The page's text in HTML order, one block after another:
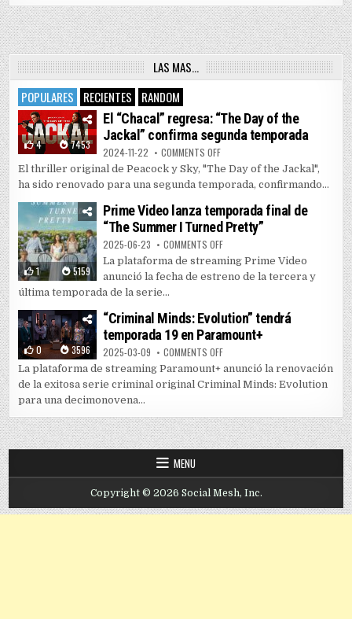
LAS MAS…
POPULARES
RECIENTES RANDOM
4 7453
El “Chacal” regresa: “The Day of the
Jackal” confirma segunda temporada
2024-11-22 COMMENTS OFFON EL “CHACAL” REGRESA: “THE
El thriller original de Peacock y Sky, "The Day of the Jackal",
ha sido renovado para una segunda temporada, confirmando...
1 5159
Prime Video lanza temporada final de
“The Summer I Turned Pretty”
2025-06-23 COMMENTS OFFON PRIME VIDEO LANZA
La plataforma de streaming Prime Video
anunció la fecha de estreno de la tercera y
última temporada de la serie...
0 3596
“Criminal Minds: Evolution” tendrá
temporada 19 en Paramount+
2025-03-09 COMMENTS OFFON “CRIMINAL MINDS:
La plataforma de streaming Paramount+ anunció la renovación
de la exitosa serie criminal original Criminal Minds: Evolution
para una decimonovena...
MENU
Copyright © 2026 Social Mesh, Inc.